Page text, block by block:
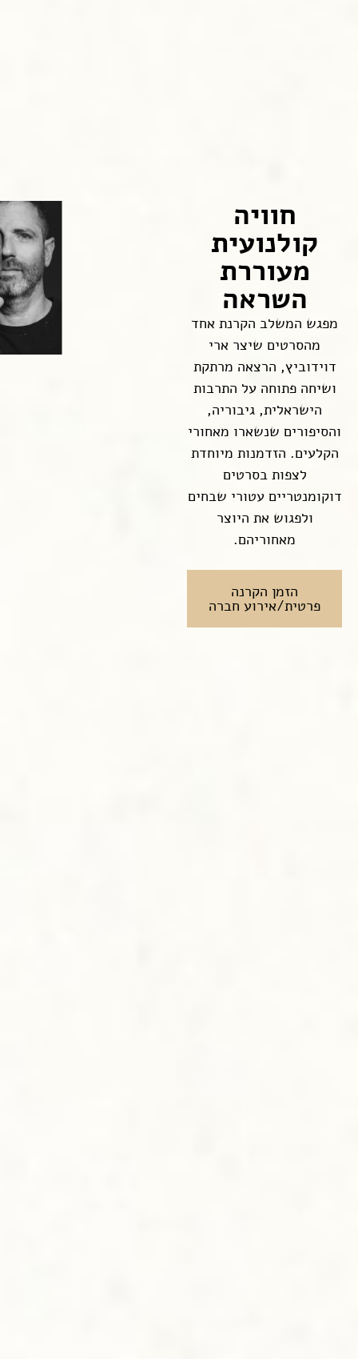
חוויה
קולנועית
מעוררת
השראה
מפגש המשלב הקרנת אחד
מהסרטים שיצר ארי
דוידוביץ, הרצאה מרתקת
ושיחה פתוחה על התרבות
הישראלית, גיבוריה,
והסיפורים שנשארו מאחורי
הקלעים. הזדמנות מיוחדת
לצפות בסרטים
דוקומנטריים עטורי שבחים
ולפגוש את היוצר
מאחוריהם.
הזמן הקרנה
פרטית/אירוע חברה